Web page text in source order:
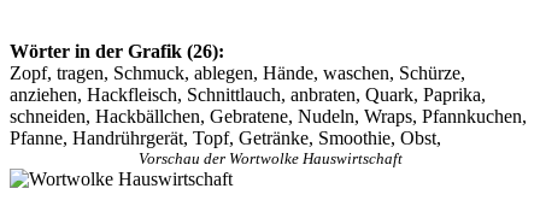
Wörter in der Grafik (26):
Zopf, tragen, Schmuck, ablegen, Hände, waschen, Schürze,
anziehen, Hackfleisch, Schnittlauch, anbraten, Quark, Paprika,
schneiden, Hackbällchen, Gebratene, Nudeln, Wraps, Pfannkuchen,
Pfanne, Handrührgerät, Topf, Getränke, Smoothie, Obst,
Vorschau der Wortwolke Hauswirtschaft